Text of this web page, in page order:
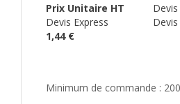
Prix Unitaire HT
Devis Express
1,44 €
Minimum de commande :